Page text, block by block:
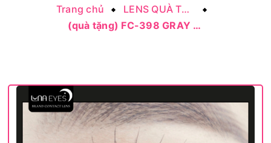
Trang chủ
LENS QUÀ TẶNG
(quà tặng) FC-398 GRAY - size nhỏ